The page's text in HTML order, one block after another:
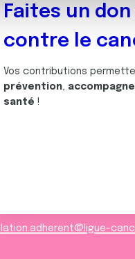
de votre utilisation de
Faites un
contre le
Vos contributions
prévention,
santé !